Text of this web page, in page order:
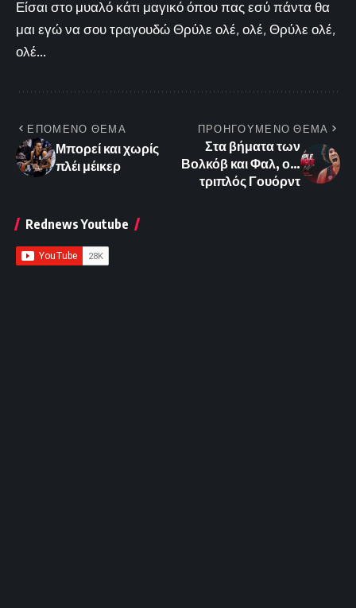
Είσαι στο μυαλό κάτι μαγικό όπου πας εσύ πάντα θα
μαι εγώ να σου τραγουδώ Θρύλε ολέ, ολέ, Θρύλε ολέ,
ολέ...
ΕΠΟΜΕΝΟ ΘΕΜΑ
Μπορεί και χωρίς
πλέι μέικερ
ΠΡΟΗΓΟΥΜΕΝΟ ΘΕΜΑ
Στα βήματα των
Βολκόβ και Φαλ, ο…
τριπλός Γουόρντ
Rednews Youtube